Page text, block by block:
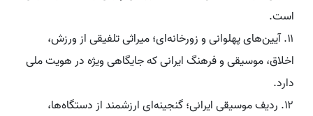
است.
۱۱. آیین‌های پهلوانی و زورخانه‌ای؛ میراثی تلفیقی از ورزش،
اخلاق، موسیقی و فرهنگ ایرانی که جایگاهی ویژه در هویت ملی
دارد.
۱۲. ردیف موسیقی ایرانی؛ گنجینه‌ای ارزشمند از دستگاه‌ها،